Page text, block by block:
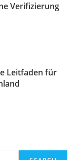
Verifizierung
Leitfaden für